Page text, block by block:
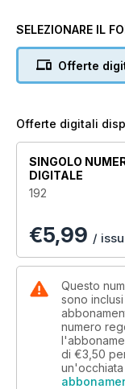
Tamiya’s
A truly
Revell’s
Thoughts
Where to buy
Why is
SELEZIONARE IL
Offerte
Offerte digitali
SINGOLO
DIGITALE
192
€5,99 /
Questo
sono
numero
di €3,50